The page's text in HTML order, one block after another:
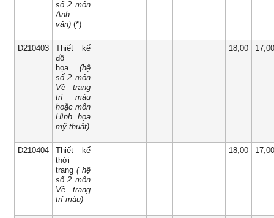
số 2 môn
Anh
văn) (*)
D210403
Thiết kế
đồ
họa (hệ
số 2 môn
Vẽ trang
trí màu
hoặc môn
Hình họa
mỹ thuật)
18,00 17,00
D210404
Thiết kế
thời
trang ( hệ
số 2 môn
Vẽ trang
trí màu)
18,00 17,00